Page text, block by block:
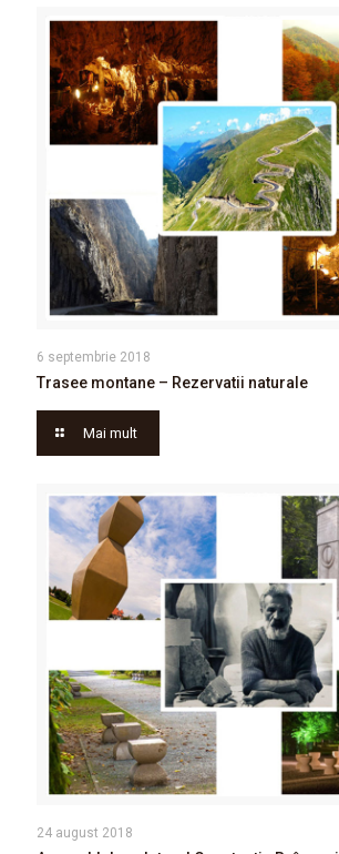
6 septembrie 2018
Trasee montane – Rezervatii naturale
Mai mult
24 august 2018